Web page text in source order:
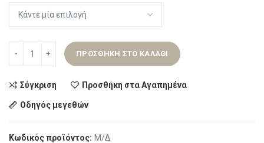
ΠΡΟΣΘΉΚΗ ΣΤΟ ΚΑΛΆΘΙ
Σύγκριση Προσθήκη στα Αγαπημένα
Οδηγός μεγεθών
Κωδικός προϊόντος: Μ/Δ